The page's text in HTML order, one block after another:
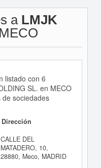
a LMJK
listado con 6
SL. en MECO
sociedades
Dirección
CALLE DEL
MATADERO, 10,
28880, Meco, MADRID